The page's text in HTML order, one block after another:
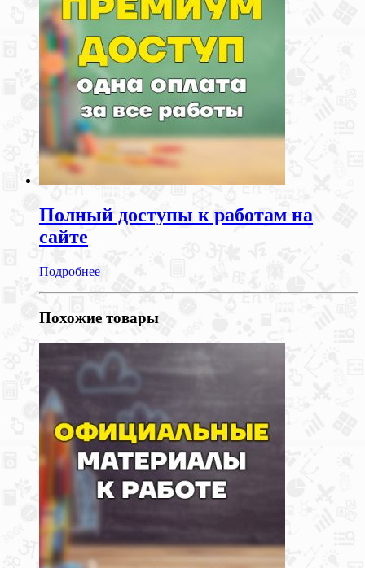
Полный доступы к работам на
сайте
Подробнее
Похожие товары